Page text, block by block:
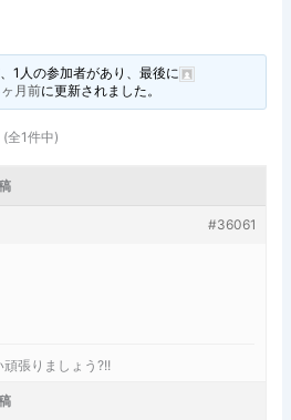
1人の参加者があり、最後に
月前に更新されました。
全1件中)
#36061
張りましょう?!!